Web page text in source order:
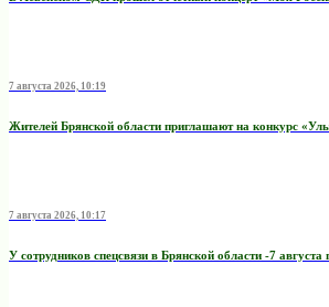
7 августа 2026, 10:19
Жителей Брянской области приглашают на конкурс
7 августа 2026, 10:17
У сотрудников спецсвязи в Брянской области -7